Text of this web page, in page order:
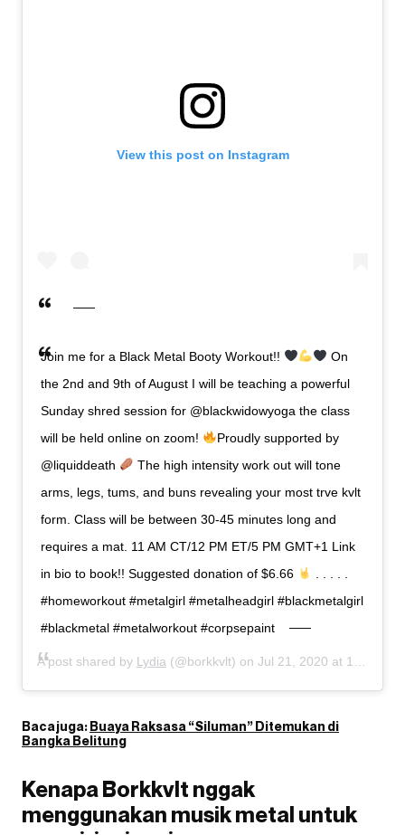
View this post on Instagram
Join me for a Black Metal Booty Workout!!
On
the 2nd and 9th of August I will be teaching a powerful
Sunday shred session for @blackwidowyoga the class
will be held online on zoom!
Proudly supported by
@liquiddeath
The high intensity work out will tone
arms, legs, tums, and buns revealing your most trve kvlt
form. Class will be between 30-45 minutes long and
requires a mat. 11 AM CT/12 PM ET/5 PM GMT+1⁣ Link
in bio to book!! Suggested donation of $6.66
#homeworkout #metalgirl #metalheadgirl #blackmetalgirl
#blackmetal #metalworkout #corpsepaint
A post shared by Lydia (@borkkvlt) on Jul 21, 2020 at 10:19am PDT
Baca juga:Buaya Raksasa “Siluman” Ditemukan di
Bangka Belitung
Kenapa Borkkvlt nggak
menggunakan musik metal untuk